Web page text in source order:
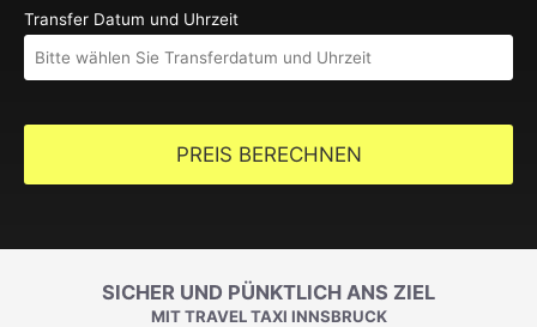
Transfer Datum und Uhrzeit
PREIS BERECHNEN
SICHER UND PÜNKTLICH ANS ZIEL
MIT TRAVEL TAXI INNSBRUCK